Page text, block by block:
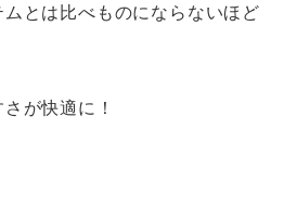
とは比べものにならないほど
が快適に！